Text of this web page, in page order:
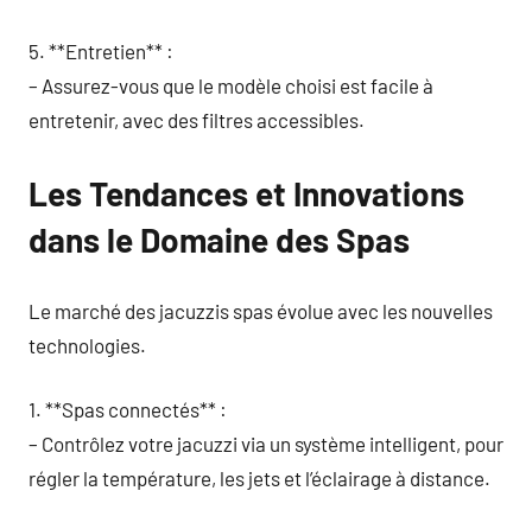
5. **Entretien** :
– Assurez-vous que le modèle choisi est facile à
entretenir, avec des filtres accessibles.
Les Tendances et Innovations
dans le Domaine des Spas
Le marché des jacuzzis spas évolue avec les nouvelles
technologies.
1. **Spas connectés** :
– Contrôlez votre jacuzzi via un système intelligent, pour
régler la température, les jets et l’éclairage à distance.